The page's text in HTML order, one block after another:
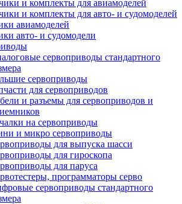
и комплекты для авиамоделей
и комплекты для авто- и судомоделей
авиамоделей
авто- и судомодели
сервоприводы стандартного
сервоприводы
для сервоприводов
и разъемы для сервоприводов и
на сервоприводы
и микро сервоприводы
для выпуска шасси
для гироскопа
для паруса
программаторы серво
сервоприводы стандартного